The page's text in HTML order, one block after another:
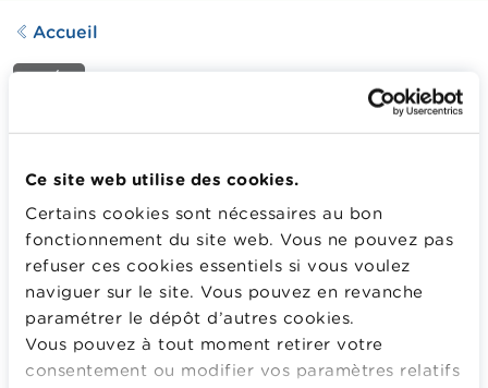
Ce site web utilise des cookies.
Certains cookies sont nécessaires au bon
fonctionnement du site web. Vous ne pouvez pas
refuser ces cookies essentiels si vous voulez
naviguer sur le site. Vous pouvez en revanche
paramétrer le dépôt d’autres cookies.
Vous pouvez à tout moment retirer votre
consentement ou modifier vos paramètres relatifs
Accueil
VIDÉO
559 Downloads
Comment garder une vue d’ensemble de ses revenus et
de ses dépenses ? Regarder cette vidéo pour découvrir
de conseils simples pour gérer au mieux vos finances.
Plus d'information